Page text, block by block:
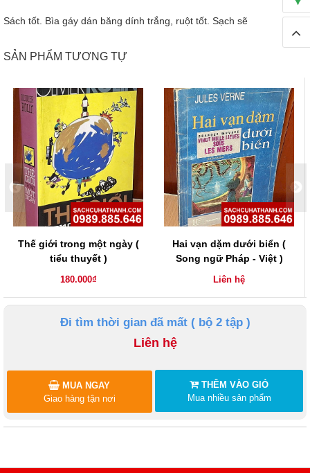
Sách tốt. Bìa gáy dán băng dính trắng, ruột tốt. Sạch sẽ
SẢN PHẨM TƯƠNG TỰ
Thế giới trong một ngày (
tiểu thuyết )
180.000₫
Hai vạn dặm dưới biển (
Song ngữ Pháp - Việt )
Liên hệ
Đi tìm thời gian đã mất ( bộ 2 tập )
Liên hệ
THÊM VÀO GIỎ
Mua nhiều sản phẩm
MUA NGAY
Giao hàng tận nơi